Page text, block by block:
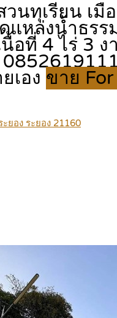
นทุเรียน เมือ
แหล่งน้ำธรร
นื้อที่ 4 ไร่ 3
เอง ขาย For
ะยอง ระยอง 21160